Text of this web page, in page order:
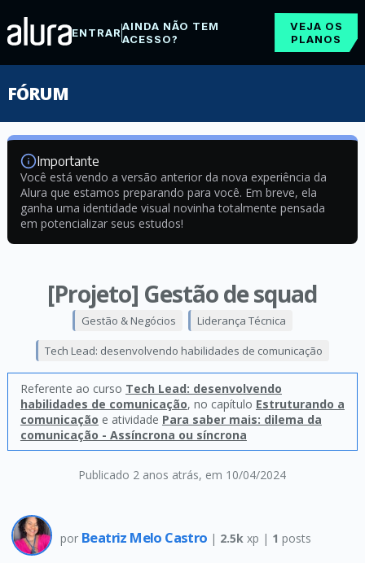
ENTRARAINDA NÃO TEM
ACESSO?
VEJA OS
PLANOS
FÓRUM
Importante
Você está vendo a versão anterior da nova experiência da
Alura que estamos preparando para você. Em breve, ela
ganha uma identidade visual novinha totalmente pensada
em potencializar seus estudos!
[Projeto] Gestão de squad
Publicado 2 anos atrás, em 10/04/2024
Gestão & Negócios Liderança Técnica
Tech Lead: desenvolvendo habilidades de comunicação
Referente ao curso Tech Lead: desenvolvendo
habilidades de comunicação, no capítulo Estruturando a
comunicação e atividade Para saber mais: dilema da
comunicação - Assíncrona ou síncrona
por Beatriz Melo Castro | 2.5k xp | 1 posts